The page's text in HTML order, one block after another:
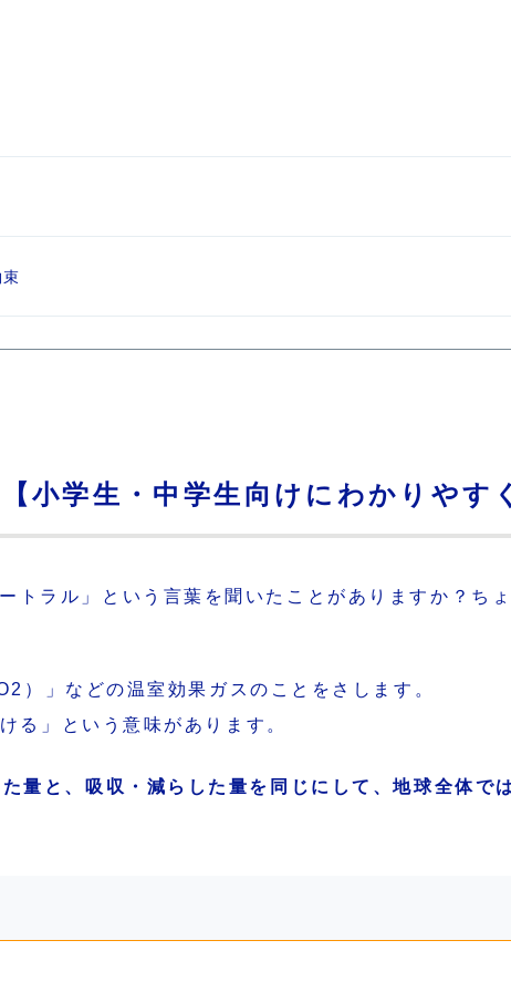
小学生・中学生向けにわかりやす
トラル」という言葉を聞いたことがありますか？ち
）」などの温室効果ガスのことをさします。
る」という意味があります。
量と、吸収・減らした量を同じにして、地球全体で